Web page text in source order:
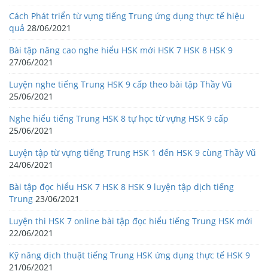
Cách Phát triển từ vựng tiếng Trung ứng dụng thực tế hiệu
quả 28/06/2021
Bài tập nâng cao nghe hiểu HSK mới HSK 7 HSK 8 HSK 9
27/06/2021
Luyện nghe tiếng Trung HSK 9 cấp theo bài tập Thầy Vũ
25/06/2021
Nghe hiểu tiếng Trung HSK 8 tự học từ vựng HSK 9 cấp
25/06/2021
Luyện tập từ vựng tiếng Trung HSK 1 đến HSK 9 cùng Thầy Vũ
24/06/2021
Bài tập đọc hiểu HSK 7 HSK 8 HSK 9 luyện tập dịch tiếng
Trung 23/06/2021
Luyện thi HSK 7 online bài tập đọc hiểu tiếng Trung HSK mới
22/06/2021
Kỹ năng dịch thuật tiếng Trung HSK ứng dụng thực tế HSK 9
21/06/2021